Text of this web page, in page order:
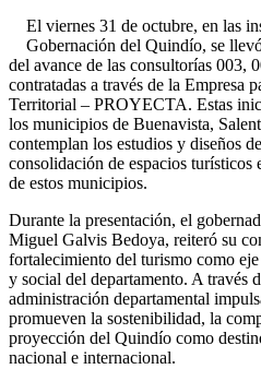
El viernes 31 de octubre, en las
Gobernación del Quindío, se
del avance de las consultorías 003,
contratadas a través de la Empresa
Territorial – PROYECTA. Estas
los municipios de Buenavista,
contemplan los estudios y diseños
consolidación de espacios turísticos
de estos municipios.
Durante la presentación, el
Miguel Galvis Bedoya, reiteró su
fortalecimiento del turismo como
y social del departamento. A través
administración departamental
promueven la sostenibilidad, la
proyección del Quindío como
nacional e internacional.